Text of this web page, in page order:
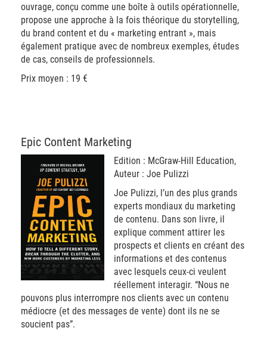
ouvrage, conçu comme une boîte à outils opérationnelle,
propose une approche à la fois théorique du storytelling,
du brand content et du « marketing entrant », mais
également pratique avec de nombreux exemples, études
de cas, conseils de professionnels.
Prix moyen : 19 €
Epic Content Marketing
Edition : McGraw-Hill Education,
Auteur : Joe Pulizzi
Joe Pulizzi, l’un des plus grands
experts mondiaux du marketing
de contenu. Dans son livre, il
explique comment attirer les
prospects et clients en créant des
informations et des contenus
avec lesquels ceux-ci veulent
réellement interagir. “Nous ne
pouvons plus interrompre nos clients avec un contenu
médiocre (et des messages de vente) dont ils ne se
soucient pas”.